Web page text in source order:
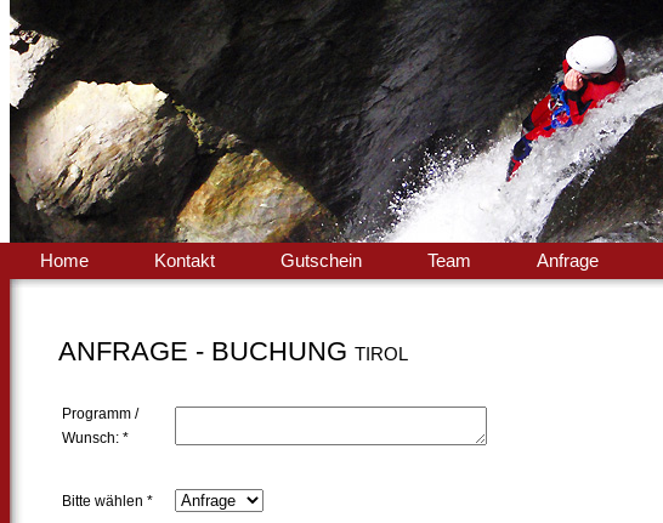
Home Kontakt Gutschein Team Anfrage
ANFRAGE - BUCHUNG TIROL
Programm /
Wunsch: *
Bitte wählen *